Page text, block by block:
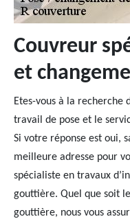
Couvreur
et
Etes-vous à la recherche
travail de pose et le
Si votre réponse est oui,
meilleure adresse pour
spécialiste en travaux
gouttière. Quel que soit
gouttière, nous vous